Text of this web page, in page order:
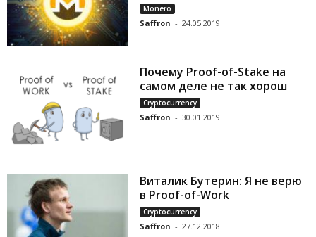
Monero
Saffron - 24.05.2019
Почему Proof-of-Stake на
самом деле не так хорош
Cryptocurrency
Saffron - 30.01.2019
Виталик Бутерин: Я не верю
в Proof-of-Work
Cryptocurrency
Saffron - 27.12.2018